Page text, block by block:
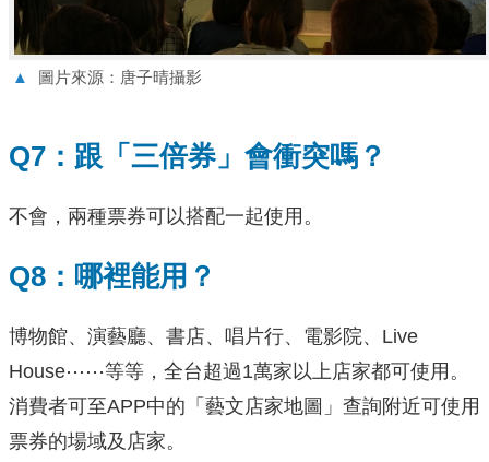
▲ 圖片來源：唐子晴攝影
Q7：跟「三倍券」會衝突嗎？
不會，兩種票券可以搭配一起使用。
Q8：哪裡能用？
博物館、演藝廳、書店、唱片行、電影院、Live
House⋯⋯等等，全台超過1萬家以上店家都可使用。
消費者可至APP中的「藝文店家地圖」查詢附近可使用
票券的場域及店家。